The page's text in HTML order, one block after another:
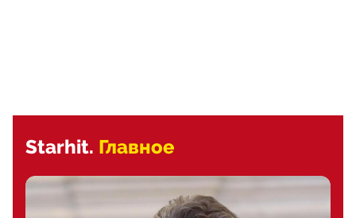
Starhit. Главное